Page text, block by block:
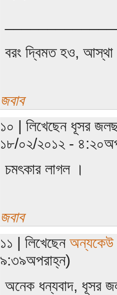
বরং দ্বিমত হও, আস্থা
জবাব
১০ | লিখেছেন ধূসর
১৮/০২/২০১২ -
চমৎকার লাগল ।
জবাব
১১ | লিখেছেন অন্যকেউ
৯:৩৯অপরাহ্ন)
অনেক ধন্যবাদ, ধূসর